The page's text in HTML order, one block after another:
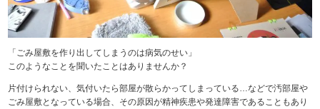
「ごみ屋敷を作り出してしまうのは病気のせい」
このようなことを聞いたことはありませんか？
片付けられない、気付いたら部屋が散らかってしまっている…などで汚部屋や
ごみ屋敷となっている場合、その原因が精神疾患や発達障害であることもあり